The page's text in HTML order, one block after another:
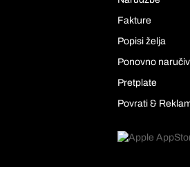
Fakture
Popisi želja
Ponovno
Pretplate
Povrati &